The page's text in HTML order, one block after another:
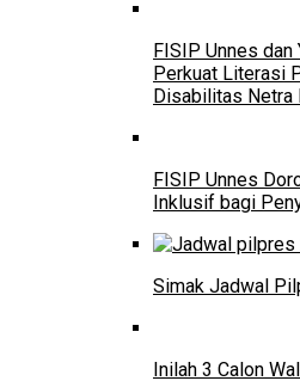
FISIP Unnes dan
Perkuat Literasi
Disabilitas Netra
FISIP Unnes
Inklusif bagi
Simak Jadwal
Inilah 3 Calon